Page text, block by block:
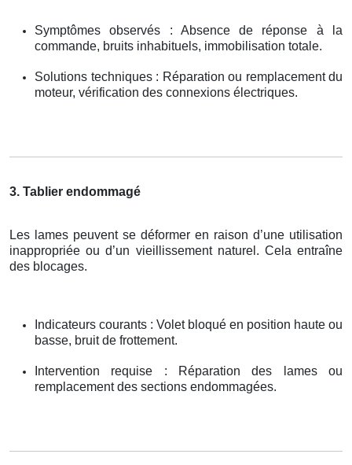
Symptômes observés : Absence de réponse à la
commande, bruits inhabituels, immobilisation totale.
Solutions techniques : Réparation ou remplacement du
moteur, vérification des connexions électriques.
3. Tablier endommagé
Les lames peuvent se déformer en raison d’une utilisation
inappropriée ou d’un vieillissement naturel. Cela entraîne
des blocages.
Indicateurs courants : Volet bloqué en position haute ou
basse, bruit de frottement.
Intervention requise : Réparation des lames ou
remplacement des sections endommagées.